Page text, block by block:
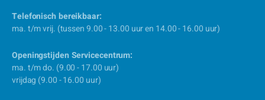
Telefonisch bereikbaar:
ma. t/m vrij. (tussen 9.00 - 13.00 uur en 14.00 - 16.00 uur)
Openingstijden Servicecentrum:
ma. t/m do. (9.00 - 17.00 uur)
vrijdag (9.00 - 16.00 uur)